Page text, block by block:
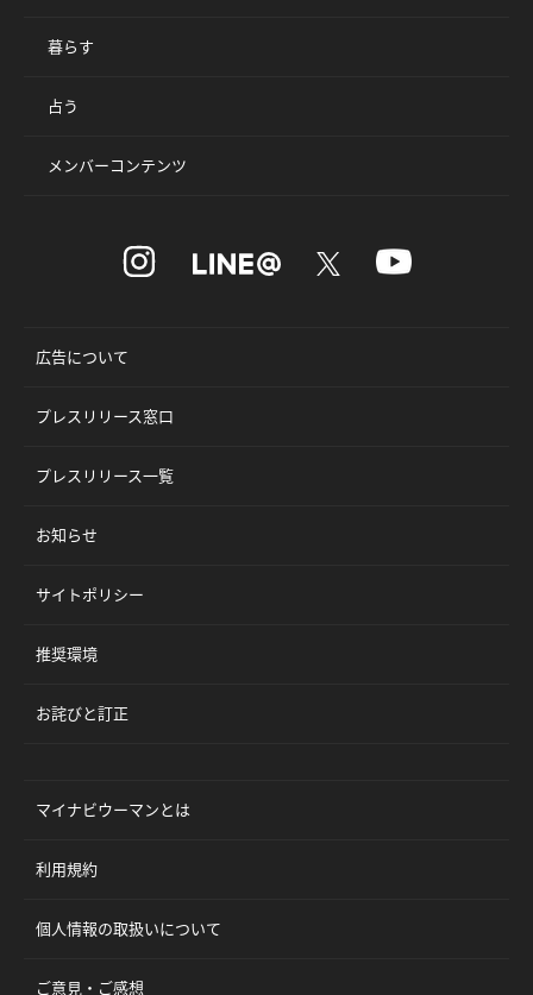
暮らす
占う
メンバーコンテンツ
広告について
プレスリリース窓口
プレスリリース一覧
お知らせ
サイトポリシー
推奨環境
お詫びと訂正
マイナビウーマンとは
利用規約
個人情報の取扱いについて
ご意見・ご感想